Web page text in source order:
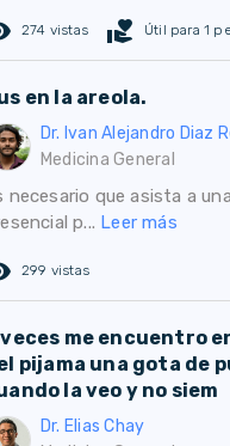
274 vistas volunteer_activism Útil para 1
en la areola.
Dr. Ivan Alejandro Diaz
Medicina General
necesario que asista a
p... Leer más
299 vistas
veces me encuentro
pijama una gota de
la veo y no siem
Dr. Elias Chay